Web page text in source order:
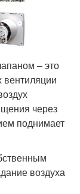
– это
через
поднимает
воздуха